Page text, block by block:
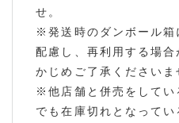
せ。
※発送時のダンボール箱
配慮し、再利用する場
かじめご了承くださいま
※他店舗と併売をしてい
でも在庫切れとなってい